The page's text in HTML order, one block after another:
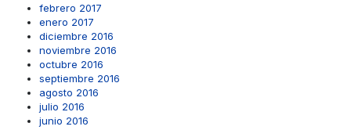
febrero 2017
enero 2017
diciembre 2016
noviembre 2016
octubre 2016
septiembre 2016
agosto 2016
julio 2016
junio 2016